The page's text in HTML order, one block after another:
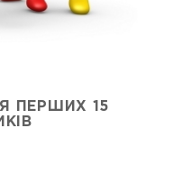
ПЕРШИХ 15